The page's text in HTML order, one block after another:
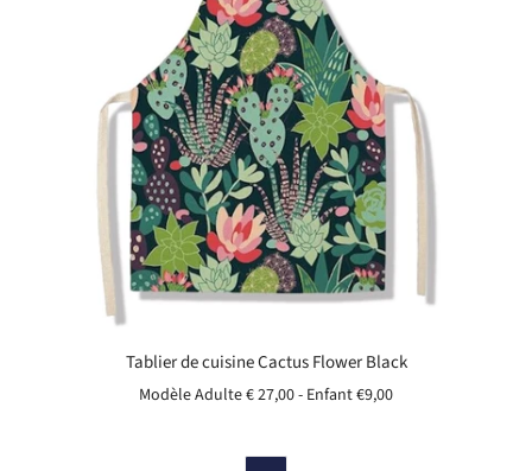
Tablier de cuisine Cactus Flower Black
Modèle Adulte € 27,00 - Enfant€9,00